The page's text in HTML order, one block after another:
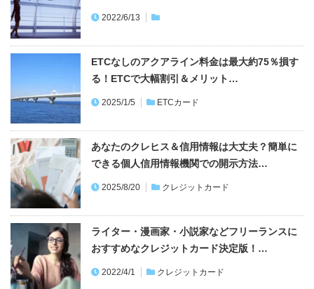
2022/6/13
ETCなしのアクアライン料金は最大約75％損す
る！ETCで大幅割引＆メリット…
2025/1/5 ETCカード
あなたのクレヒス＆信用情報は大丈夫？簡単に
できる個人信用情報機関での開示方法…
2025/8/20 クレジットカード
ライター・漫画家・小説家などフリーランスに
おすすめなクレジットカード決定版！…
2022/4/1 クレジットカード